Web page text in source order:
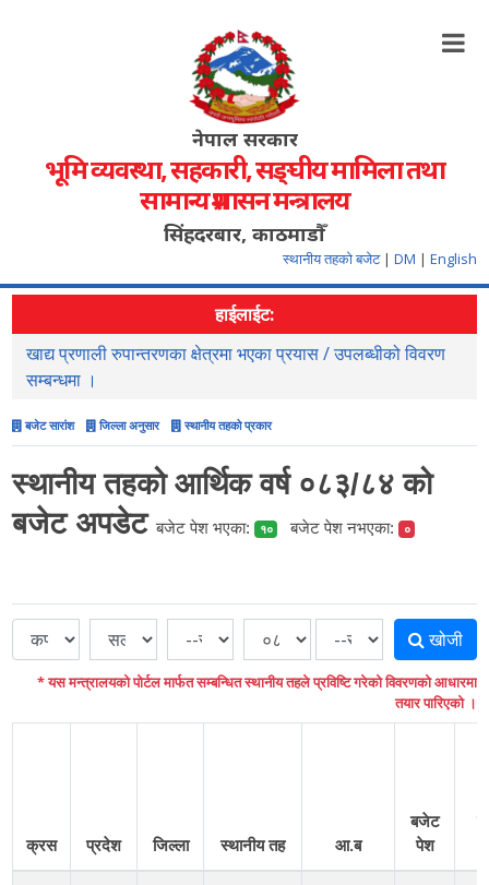
नेपाल सरकार
भूमि व्यवस्था, सहकारी, सङ्‍घीय मामिला तथा
सामान्य प्रशासन मन्त्रालय
सिंहदरबार, काठमाडौँ
स्थानीय तहको बजेट | DM | English
हाईलाईट:
खाद्य प्रणाली रुपान्तरणका क्षेत्रमा भएका प्रयास / उपलब्धीको विवरण
सम्बन्धमा ।
बजेट सारांश जिल्ला अनुसार स्थानीय तहको प्रकार
स्थानीय तहको आर्थिक वर्ष ०८३/८४ को
बजेट अपडेटबजेट पेश भएका: १० बजेट पेश नभएका: ०
खोजी
* यस मन्त्रालयको पोर्टल मार्फत सम्बन्धित स्थानीय तहले प्रविष्टि गरेको विवरणको आधारमा
तयार पारिएको ।
क्रस प्रदेश जिल्ला स्थानीय तह आ.ब
बजेट
पेश